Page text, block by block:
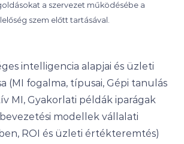
a szervezet működésébe a
szem előtt tartásával.
intelligencia alapjai és üzleti
(MI fogalma, típusai, Gépi tanulás
MI, Gyakorlati példák iparágak
modellek vállalati
ROI és üzleti értékteremtés)